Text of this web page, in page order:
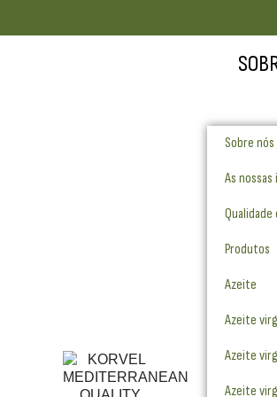
Sobre nós
As
Produtos
Azeite
Azeite
Azeite
Azeite